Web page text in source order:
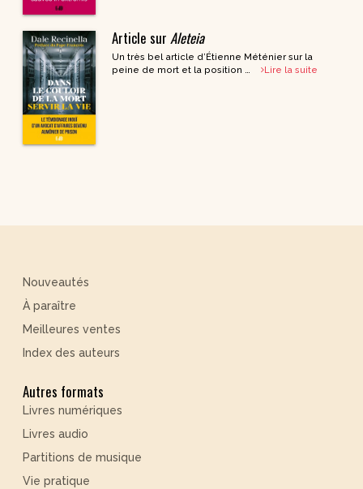
Article sur Aleteia
Un très bel article d’Étienne Méténier sur la
peine de mort et la position …
Lire la suite
Nouveautés
À paraître
Meilleures ventes
Index des auteurs
Autres formats
Livres numériques
Livres audio
Partitions de musique
Vie pratique